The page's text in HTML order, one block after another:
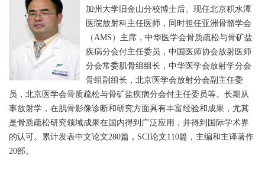
加州大学旧金山分校博士后。现任北京积水潭
医院放射科主任医师，同时担任亚洲骨骼学会
（AMS）主席，中华医学会骨质疏松与骨矿盐
疾病分会付主任委员，中国医师协会放射医师
分会常委肌骨组组长，中华医学会放射学分会
骨组副组长，北京医学会放射分会副主任委
员，北京医学会骨质疏松与骨矿盐疾病分会付主任委员等。长期从
事放射学，在肌骨影像诊断和研究方面具有丰富经验和成果，尤其
是骨质疏松研究领域成果在国内得到广泛应用，并得到国际学术界
的认可。累计发表中文论文280篇，SCI论文110篇，主编和主译著作
20部。